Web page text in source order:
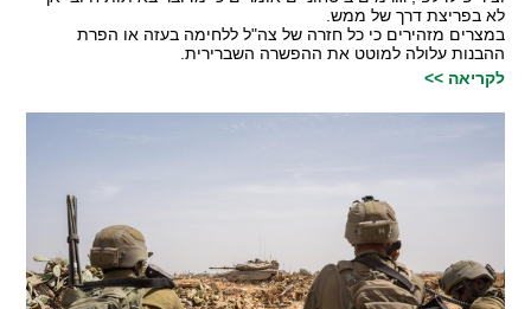
לא בפריצת דרך של ממש.
במצרים מזהירים כי כל חזרה של צה"ל ללחימה בעזה או הפרת
ההבנות עלולה למוטט את ההפשרה השברירית.
לקריאה >>